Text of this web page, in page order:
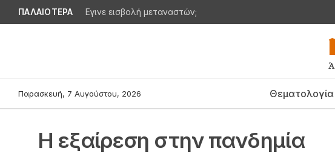
ΠΑΛΑΙΟΤΕΡΑ Εγινε εισβολή μεταναστών;
Παρασκευή, 7 Αυγούστου, 2026 Θεματολογία
Η εξαίρεση στην πανδημία